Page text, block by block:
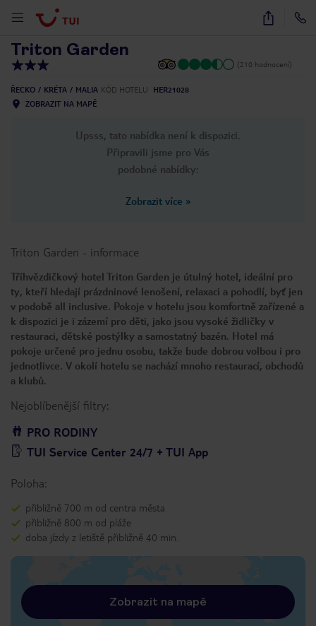
12
Triton Garden
(210 hodnocení)
ŘECKO KRÉTA MALIA KÓD HOTELU
HER21028
ZOBRAZIT NA MAPĚ
Upsss, tato nabídka není k dispozici.
Připravili jsme pro Vás
podobné nabídky:
Zobrazit více »
Triton Garden - informace
Tříhvězdičkový hotel Triton Garden je útulný hotel, ideální pro
ty, kteří hledají prázdninové lenošení, relaxaci a pohodlí, byť jen
v podobě all inclusive. Pokoje v hotelu jsou komfortně zařízené a
k dispozici je i zázemí pro děti, jako jsou vysoké židličky v
restauraci, dětské postýlky a samostatný bazén. Hotel má
pokoje určené pro jednu osobu, takže bude dobrou volbou i pro
jednotlivce. V okolí hotelu se nachází mnoho restaurací, obchodů
a klubů.
Nejoblíbenější filtry:
PRO RODINY
TUI Service Center 24/7 + TUI App
Poloha:
přibližně 700 m od centra města
přibližně 800 m od pláže
doba jízdy z letiště přibližně 40 min.
Zobrazit na mapě